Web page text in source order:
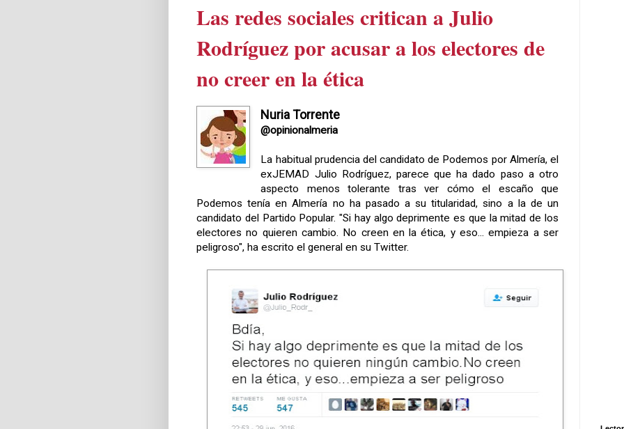
Las redes sociales critican a Julio
Rodríguez por acusar a los electores de
no creer en la ética
Nuria Torrente
@opinionalmeria
La habitual prudencia del candidato de Podemos por Almería, el
exJEMAD Julio Rodríguez, parece que ha dado paso a otro
aspecto menos tolerante tras ver cómo el escaño que
Podemos tenía en Almería no ha pasado a su titularidad, sino a la de un
candidato del Partido Popular. "Si hay algo deprimente es que la mitad de los
electores no quieren cambio. No creen en la ética, y eso... empieza a ser
peligroso", ha escrito el general en su Twitter.